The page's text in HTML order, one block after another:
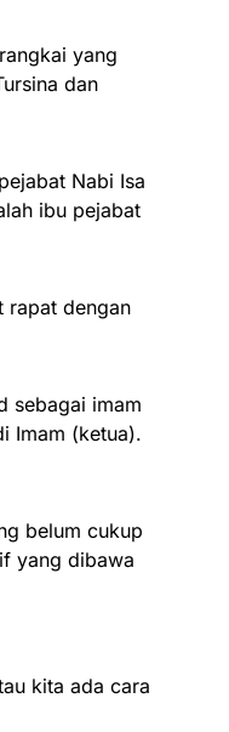
yang
dan
Nabi Isa
ibu pejabat
rapat dengan
sebagai imam
Imam (ketua).
belum cukup
yang dibawa
kita ada cara